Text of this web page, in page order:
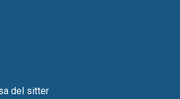
del sitter